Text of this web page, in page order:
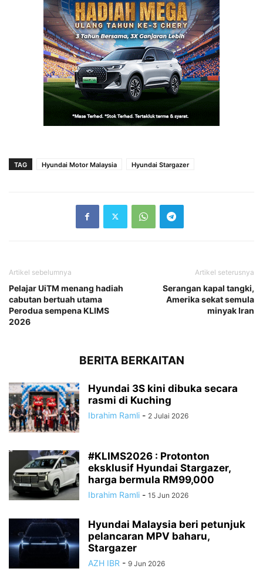
TAG Hyundai Motor Malaysia Hyundai Stargazer
Artikel sebelumnya
Pelajar UiTM menang hadiah
cabutan bertuah utama
Perodua sempena KLIMS
2026
Artikel seterusnya
Serangan kapal tangki,
Amerika sekat semula
minyak Iran
BERITA BERKAITAN
Hyundai 3S kini dibuka secara
rasmi di Kuching
Ibrahim Ramli - 2 Julai 2026
#KLIMS2026 : Protonton
eksklusif Hyundai Stargazer,
harga bermula RM99,000
Ibrahim Ramli - 15 Jun 2026
Hyundai Malaysia beri petunjuk
pelancaran MPV baharu,
Stargazer
AZH IBR - 9 Jun 2026